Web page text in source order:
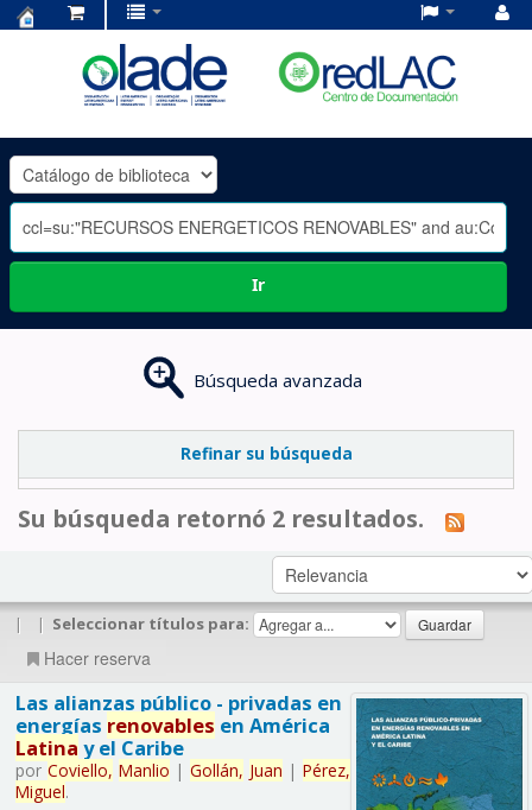
OLADE
-
Ir
Búsqueda avanzada
Refinar su búsqueda
Su búsqueda retornó 2 resultados.
| | Seleccionar títulos para:
Hacer reserva
Las alianzas público - privadas en
energías renovables en América
Latina y el Caribe
por Coviello, Manlio | Gollán, Juan | Pérez,
Miguel.